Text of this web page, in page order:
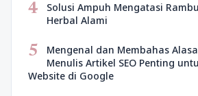
4
Solusi Ampuh Mengatasi
Herbal Alami
5
Mengenal dan Membahas
Menulis Artikel SEO Penting
Website di Google